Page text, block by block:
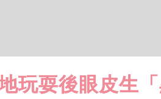
玩耍後眼皮生